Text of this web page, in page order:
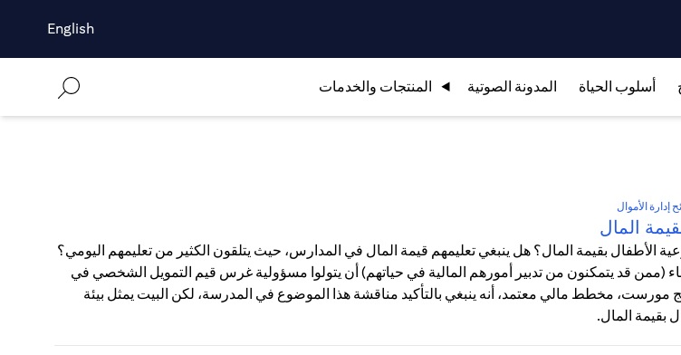
English
أسلوب الحياة المدونة الصوتية المنتجات والخدمات
إدارة الأموال
المال
الأطفال بقيمة المال؟ هل ينبغي تعليمهم قيمة المال في المدارس، حيث يتلقون الكثير من تعليمهم اليومي؟
(ممن قد يتمكنون من تدبير أمورهم المالية في حياتهم) أن يتولوا مسؤولية غرس قيم التمويل الشخصي في
مورست، مخطط مالي معتمد، أنه ينبغي بالتأكيد مناقشة هذا الموضوع في المدرسة، لكن البيت يمثل بيئة
بقيمة المال.